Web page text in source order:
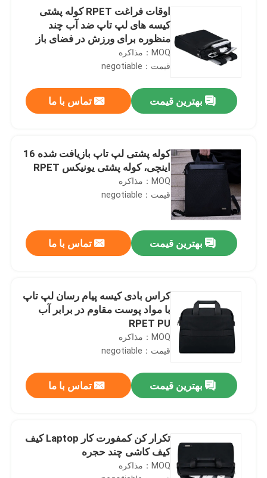
اوقات فراغت RPET کوله پشتی
کیسه های لپ تاپ ضد آب چند
منظوره برای ورزش در فضای باز
MOQ：مذاکره
قیمت：negotiable
بهترین قیمت تماس با ما
کوله پشتی لپ تاپ بازیافت شده 16
اینچی، کوله پشتی یونیکس RPET
MOQ：مذاکره
قیمت：negotiable
بهترین قیمت تماس با ما
کراس بادی کیسه پیام رسان لپ تاپ
با مواد پوست مقاوم در برابر آب
RPET PU
MOQ：مذاکره
قیمت：negotiable
بهترین قیمت تماس با ما
تکرار کن کمفورت کار Laptop کیف
کیف کاشی چند حجره
MOQ：مذاکره